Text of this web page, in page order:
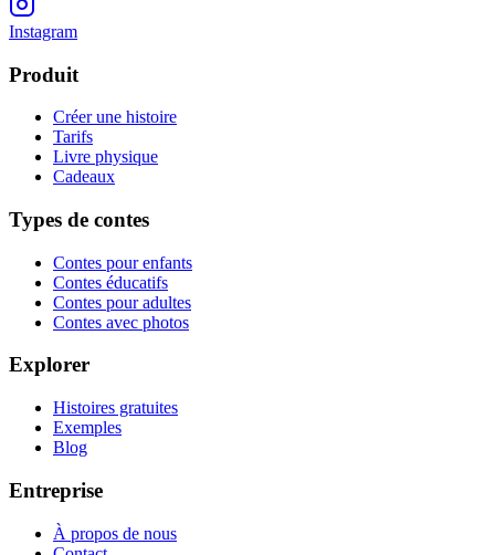
Instagram
Produit
Créer une histoire
Tarifs
Livre physique
Cadeaux
Types de contes
Contes pour enfants
Contes éducatifs
Contes pour adultes
Contes avec photos
Explorer
Histoires gratuites
Exemples
Blog
Entreprise
À propos de nous